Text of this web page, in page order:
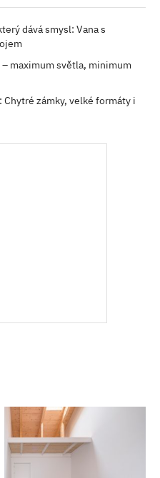
dává smysl: Vana s
– maximum světla, minimum
zámky, velké formáty i